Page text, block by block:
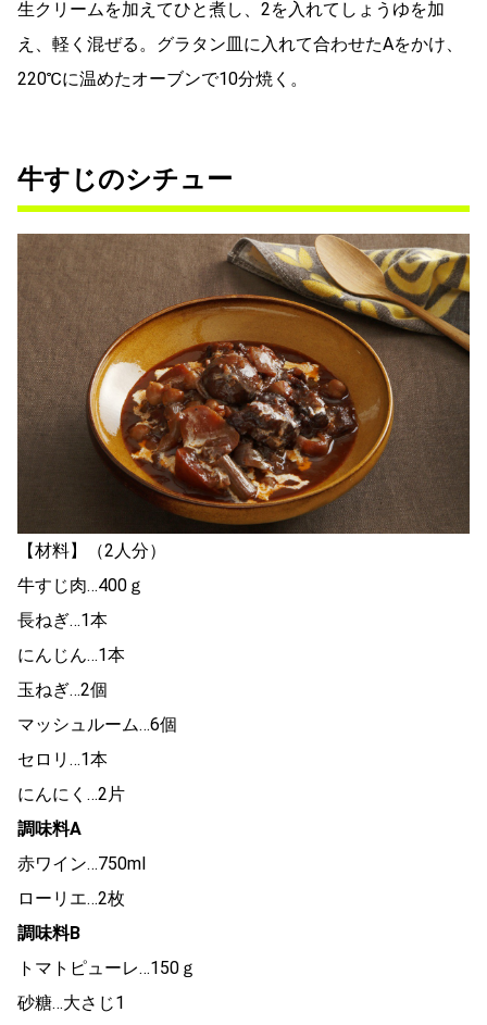
生クリームを加えてひと煮し、2を入れてしょうゆを加
え、軽く混ぜる。グラタン皿に入れて合わせたAをかけ、
220℃に温めたオーブンで10分焼く。
牛すじのシチュー
【材料】（2人分）
牛すじ肉…400ｇ
長ねぎ…1本
にんじん…1本
玉ねぎ…2個
マッシュルーム…6個
セロリ…1本
にんにく…2片
調味料A
赤ワイン…750ml
ローリエ…2枚
調味料B
トマトピューレ…150ｇ
砂糖…大さじ1